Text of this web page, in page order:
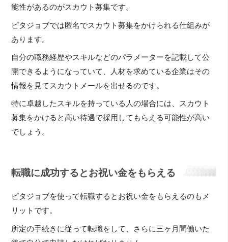
能性があるのがスカウト募集です。
ピタジョブでは匿名でスカウト募集をかけられる仕組みが
あります。
自分の職務経歴やスキルなどのパラメーターを記載して公
開できるようになっていて、人材を求めている企業はその
情報を見てスカウトメールを出せるのです。
特に卓越したスキルを持っている人の場合には、スカウト
募集をかけると高い待遇で採用してもらえる可能性が高い
でしょう。
転職に成功するとお祝い金をもらえる
ピタジョブを使って転職するとお祝い金をもらえるのもメ
リットです。
所定の手続きに従って転職をして、さらに三ヶ月間働いた